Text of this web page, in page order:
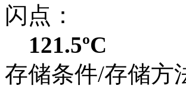
闪点：
121.5ºC
存储条件/存储方